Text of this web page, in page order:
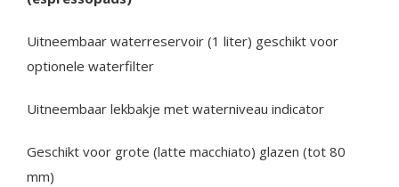
Uitneembaar waterreservoir (1 liter) geschikt voor
optionele waterfilter
Uitneembaar lekbakje met waterniveau indicator
Geschikt voor grote (latte macchiato) glazen (tot 80
mm)